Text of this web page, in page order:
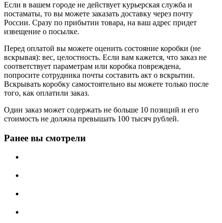
Если в вашем городе не действует курьерская служба и
постаматы, то вы можете заказать доставку через почту
России. Сразу по прибытии товара, на ваш адрес придет
извещение о посылке.
Перед оплатой вы можете оценить состояние коробки (не
вскрывая): вес, целостность. Если вам кажется, что заказ не
соответствует параметрам или коробка повреждена,
попросите сотрудника почты составить акт о вскрытии.
Вскрывать коробку самостоятельно вы можете только после
того, как оплатили заказ.
Один заказ может содержать не больше 10 позиций и его
стоимость не должна превышать 100 тысяч рублей.
Ранее вы смотрели